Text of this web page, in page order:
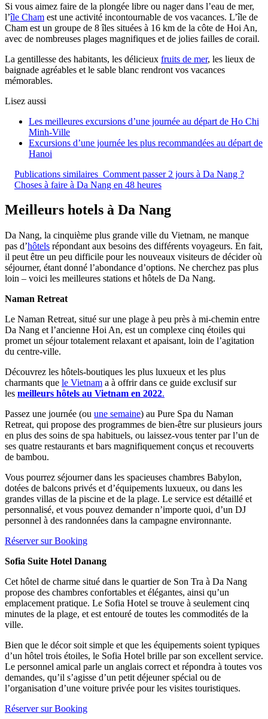
Si vous aimez faire de la plongée libre ou nager dans l’eau de mer,
l’île Cham est une activité incontournable de vos vacances. L’île de
Cham est un groupe de 8 îles situées à 16 km de la côte de Hoi An,
avec de nombreuses plages magnifiques et de jolies failles de corail.
La gentillesse des habitants, les délicieux fruits de mer, les lieux de
baignade agréables et le sable blanc rendront vos vacances
mémorables.
Lisez aussi
Les meilleures excursions d’une journée au départ de Ho Chi
Minh-Ville
Excursions d’une journée les plus recommandées au départ de
Hanoi
Publications similaires Comment passer 2 jours à Da Nang ?
Choses à faire à Da Nang en 48 heures
Meilleurs hotels à Da Nang
Da Nang, la cinquième plus grande ville du Vietnam, ne manque
pas d’hôtels répondant aux besoins des différents voyageurs. En fait,
il peut être un peu difficile pour les nouveaux visiteurs de décider où
séjourner, étant donné l’abondance d’options. Ne cherchez pas plus
loin – voici les meilleures stations et hôtels de Da Nang.
Naman Retreat
Le Naman Retreat, situé sur une plage à peu près à mi-chemin entre
Da Nang et l’ancienne Hoi An, est un complexe cinq étoiles qui
promet un séjour totalement relaxant et apaisant, loin de l’agitation
du centre-ville.
Découvrez les hôtels-boutiques les plus luxueux et les plus
charmants que le Vietnam a à offrir dans ce guide exclusif sur
les meilleurs hôtels au Vietnam en 2022.
Passez une journée (ou une semaine) au Pure Spa du Naman
Retreat, qui propose des programmes de bien-être sur plusieurs jours
en plus des soins de spa habituels, ou laissez-vous tenter par l’un de
ses quatre restaurants et bars magnifiquement conçus et recouverts
de bambou.
Vous pourrez séjourner dans les spacieuses chambres Babylon,
dotées de balcons privés et d’équipements luxueux, ou dans les
grandes villas de la piscine et de la plage. Le service est détaillé et
personnalisé, et vous pouvez demander n’importe quoi, d’un DJ
personnel à des randonnées dans la campagne environnante.
Réserver sur Booking
Sofia Suite Hotel Danang
Cet hôtel de charme situé dans le quartier de Son Tra à Da Nang
propose des chambres confortables et élégantes, ainsi qu’un
emplacement pratique. Le Sofia Hotel se trouve à seulement cinq
minutes de la plage, et est entouré de toutes les commodités de la
ville.
Bien que le décor soit simple et que les équipements soient typiques
d’un hôtel trois étoiles, le Sofia Hotel brille par son excellent service.
Le personnel amical parle un anglais correct et répondra à toutes vos
demandes, qu’il s’agisse d’un petit déjeuner spécial ou de
l’organisation d’une voiture privée pour les visites touristiques.
Réserver sur Booking